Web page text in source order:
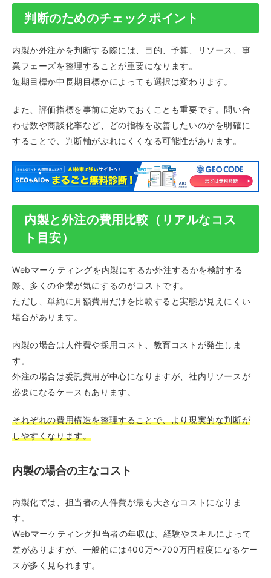
判断のためのチェックポイント
内製か外注かを判断する際には、目的、予算、リソース、事
業フェーズを整理することが重要になります。
短期目標か中長期目標かによっても選択は変わります。
また、評価指標を事前に定めておくことも重要です。問い合
わせ数や商談化率など、どの指標を改善したいのかを明確に
することで、判断軸がぶれにくくなる可能性があります。
内製と外注の費用比較（リアルなコス
ト目安）
Webマーケティングを内製にするか外注するかを検討する
際、多くの企業が気にするのがコストです。
ただし、単純に月額費用だけを比較すると実態が見えにくい
場合があります。
内製の場合は人件費や採用コスト、教育コストが発生しま
す。
外注の場合は委託費用が中心になりますが、社内リソースが
必要になるケースもあります。
それぞれの費用構造を整理することで、より現実的な判断が
しやすくなります。
内製の場合の主なコスト
内製化では、担当者の人件費が最も大きなコストになりま
す。
Webマーケティング担当者の年収は、経験やスキルによって
差がありますが、一般的には400万〜700万円程度になるケー
スが多く見られます。